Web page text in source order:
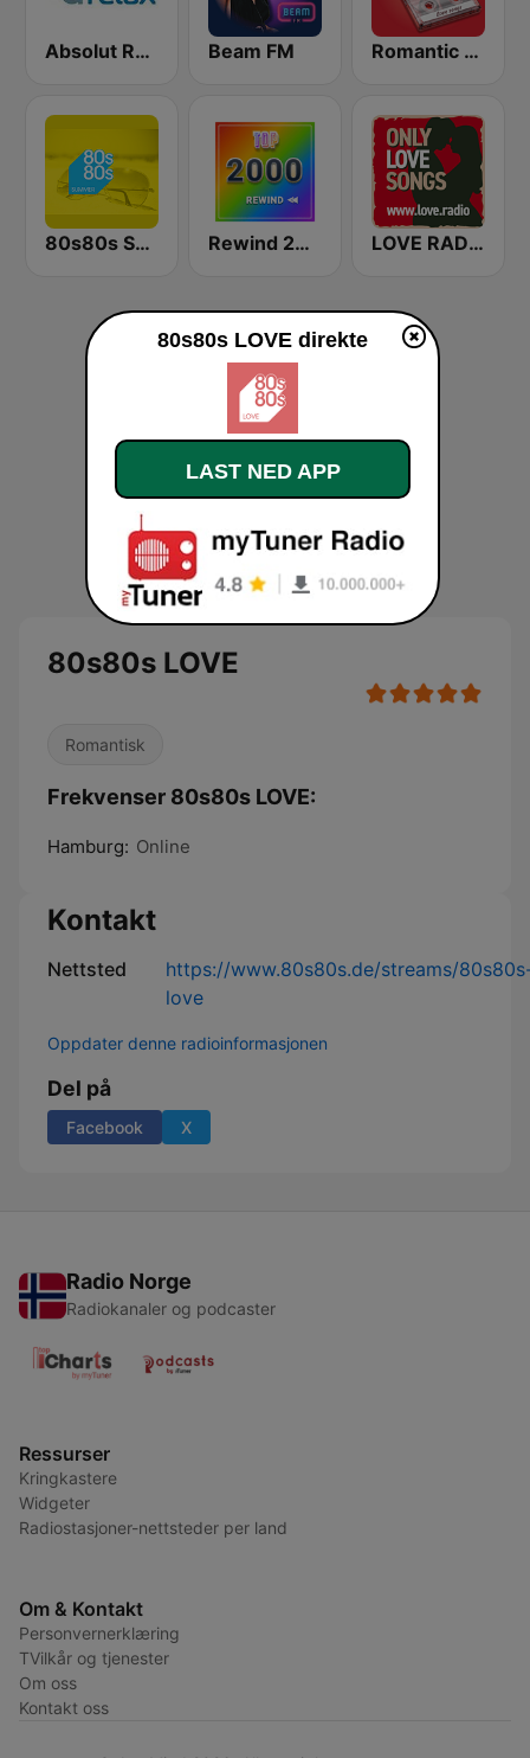
Absolut Relax Beam FM Romantic Vibes
80s80s Summer Rewind 2000's LOVE RADIO www.LOVE.radio
80s80s LOVE
Romantisk
Frekvenser 80s80s LOVE:
Hamburg: Online
Kontakt
Nettsted
https://www.80s80s.de/streams/
love
Oppdater denne radioinformasjonen
Del på
Facebook X
Radio Norge
Radiokanaler og podcaster
Ressurser
Kringkastere
Widgeter
Radiostasjoner-nettsteder per land
Om & Kontakt
Personvernerklæring
TVilkår og tjenester
Om oss
Kontakt oss
80s80s LOVE direkte
LAST NED APP